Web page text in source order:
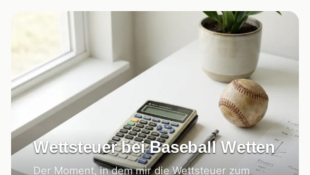
Wettsteuer bei Baseball Wetten
Der Moment, in dem mir die Wettsteuer zum